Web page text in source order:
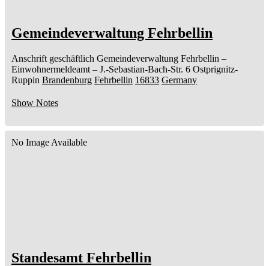
Gemeindeverwaltung Fehrbellin
Anschrift geschäftlich Gemeindeverwaltung Fehrbellin –
Einwohnermeldeamt – J.-Sebastian-Bach-Str. 6 Ostprignitz-
Ruppin Brandenburg Fehrbellin 16833 Germany
Show Notes
No Image Available
Standesamt Fehrbellin